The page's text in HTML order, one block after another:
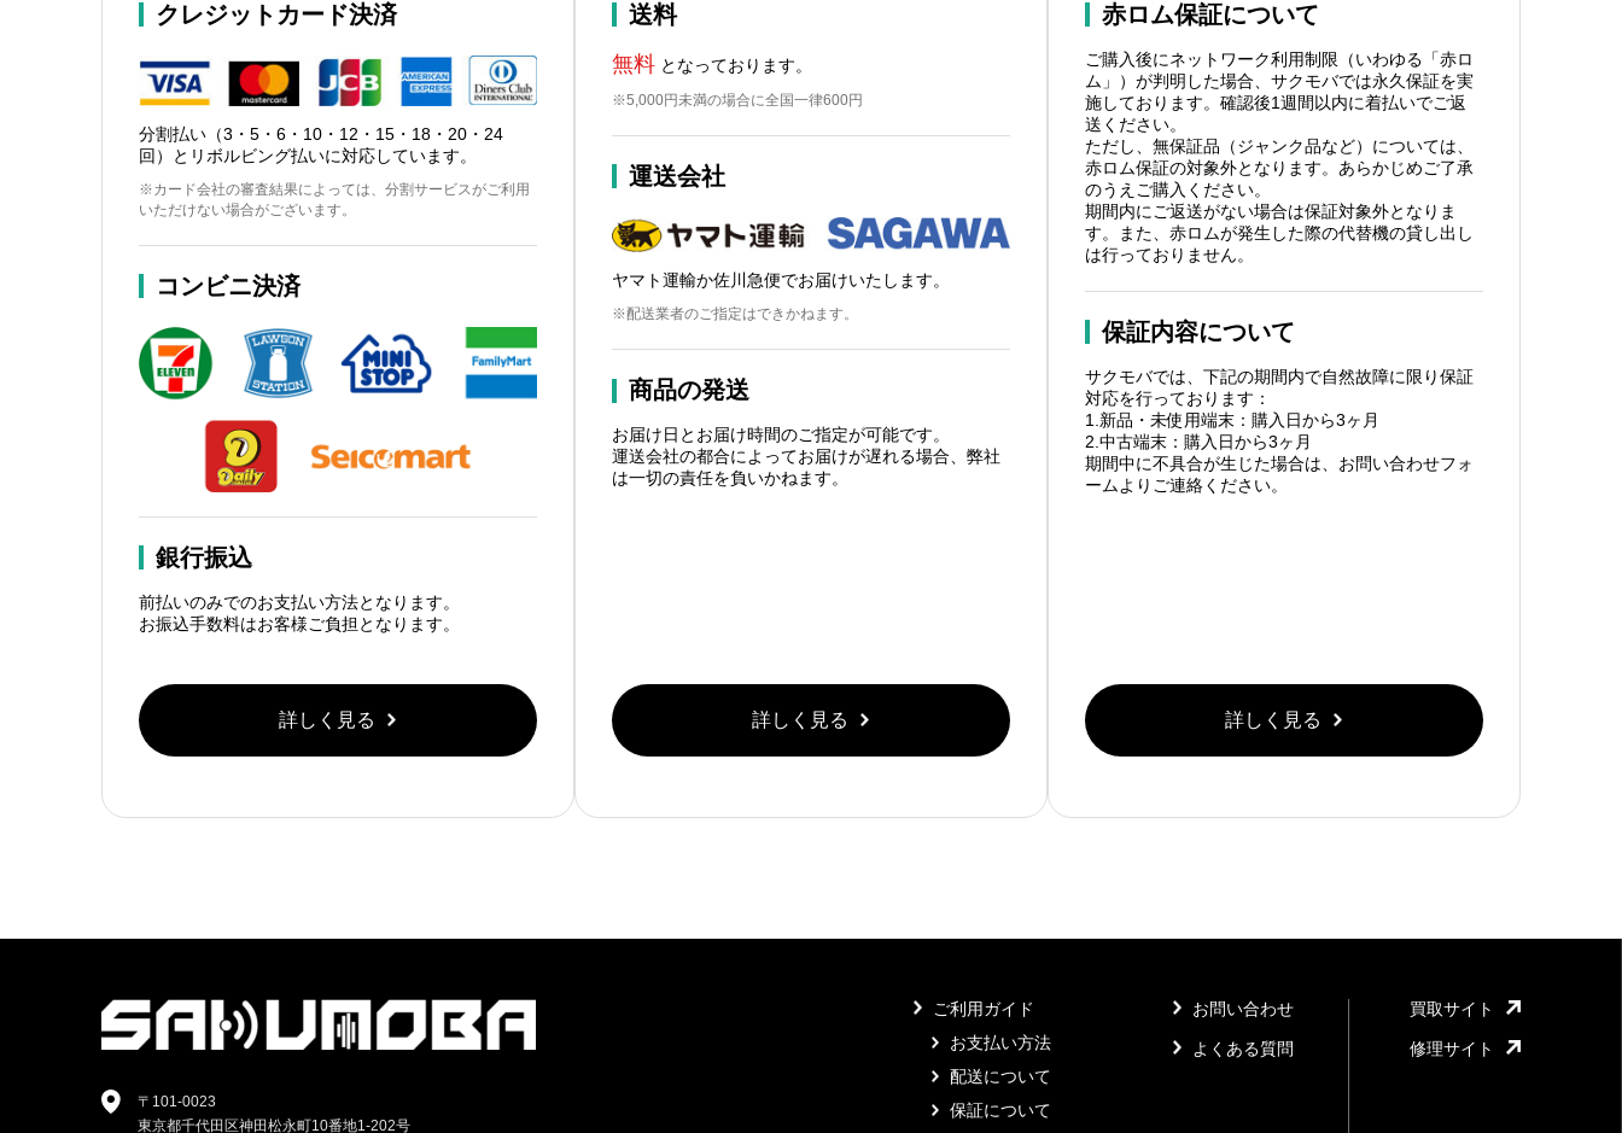
クレジットカード決済
分割払い（3・5・6・10・12・15・18・20・24
回）とリボルビング払いに対応しています。
※カード会社の審査結果によっては、分割サービスがご利用
いただけない場合がございます。
コンビニ決済
銀行振込
前払いのみでのお支払い方法となります。
お振込手数料はお客様ご負担となります。
詳しく見る
送料
無料となっております。
※5,000円未満の場合に全国一律600円
運送会社
ヤマト運輸か佐川急便でお届けいたします。
※配送業者のご指定はできかねます。
商品の発送
お届け日とお届け時間のご指定が可能です。
運送会社の都合によってお届けが遅れる場合、弊社
は一切の責任を負いかねます。
詳しく見る
赤ロム保証について
ご購入後にネットワーク利用制限（いわゆる「赤ロ
ム」）が判明した場合、サクモバでは永久保証を実
施しております。確認後1週間以内に着払いでご返
送ください。
ただし、無保証品（ジャンク品など）については、
赤ロム保証の対象外となります。あらかじめご了承
のうえご購入ください。
期間内にご返送がない場合は保証対象外となりま
す。また、赤ロムが発生した際の代替機の貸し出し
は行っておりません。
保証内容について
サクモバでは、下記の期間内で自然故障に限り保証
対応を行っております：
1.新品・未使用端末：購入日から3ヶ月
2.中古端末：購入日から3ヶ月
期間中に不具合が生じた場合は、お問い合わせフォ
ームよりご連絡ください。
詳しく見る
〒101-0023
東京都千代田区神田松永町10番地1-202号
ご利用ガイド
お支払い方法
配送について
保証について
お問い合わせ
よくある質問
買取サイト
修理サイト